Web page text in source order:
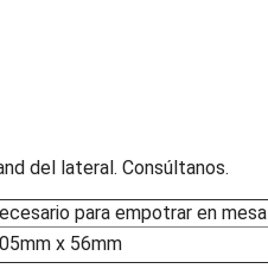
del lateral. Consúltanos.
para empotrar en mesa
x 56mm